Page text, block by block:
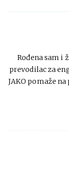
Rođena sam i
prevodilac za
JAKO pomaže